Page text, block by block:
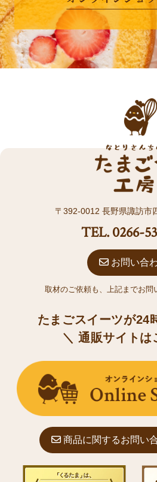
〒392-0012 長野県諏訪市
TEL. 0266-
お問い合
取材のご依頼も、上記までお問
たまごスイーツが24
＼ 通販サイトは
商品に関するお問い